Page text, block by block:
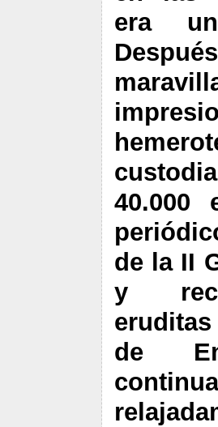
era
40.000
de la II
y
de